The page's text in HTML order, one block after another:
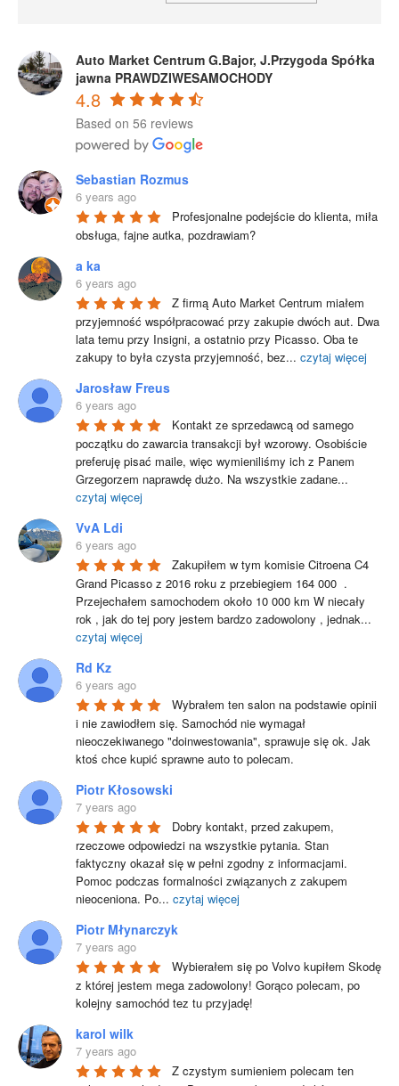
Auto Market Centrum G.Bajor, J.Przygoda Spółka
jawna PRAWDZIWESAMOCHODY
4.8
Based on 56 reviews
Sebastian Rozmus
6 years ago
Profesjonalne podejście do klienta, miła
obsługa, fajne autka, pozdrawiam?
a ka
6 years ago
Z firmą Auto Market Centrum miałem
przyjemność współpracować przy zakupie dwóch aut. Dwa
lata temu przy Insigni, a ostatnio przy Picasso. Oba te
zakupy to była czysta przyjemność, bez... czytaj więcej
Jarosław Freus
6 years ago
Kontakt ze sprzedawcą od samego
początku do zawarcia transakcji był wzorowy. Osobiście
preferuję pisać maile, więc wymieniliśmy ich z Panem
Grzegorzem naprawdę dużo. Na wszystkie zadane...
czytaj więcej
VvA Ldi
6 years ago
Zakupiłem w tym komisie Citroena C4
Grand Picasso z 2016 roku z przebiegiem 164 000  .
Przejechałem samochodem około 10 000 km W niecały
rok , jak do tej pory jestem bardzo zadowolony , jednak...
czytaj więcej
Rd Kz
6 years ago
Wybrałem ten salon na podstawie opinii
i nie zawiodłem się. Samochód nie wymagał
nieoczekiwanego "doinwestowania", sprawuje się ok. Jak
ktoś chce kupić sprawne auto to polecam.
Piotr Kłosowski
7 years ago
Dobry kontakt, przed zakupem,
rzeczowe odpowiedzi na wszystkie pytania. Stan
faktyczny okazał się w pełni zgodny z informacjami.
Pomoc podczas formalności związanych z zakupem
nieoceniona. Po... czytaj więcej
Piotr Młynarczyk
7 years ago
Wybierałem się po Volvo kupiłem Skodę
z której jestem mega zadowolony! Gorąco polecam, po
kolejny samochód tez tu przyjadę!
karol wilk
7 years ago
Z czystym sumieniem polecam ten